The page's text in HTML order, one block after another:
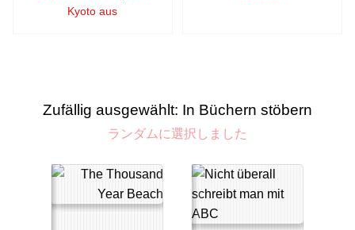
Kyoto aus
Zufällig ausgewählt: In Büchern stöbern
ランダムに選択しました